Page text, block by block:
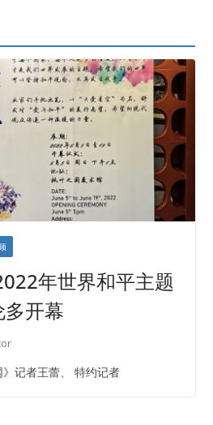
年世界和平主题
多开幕
》记者王蕾、 特约记者